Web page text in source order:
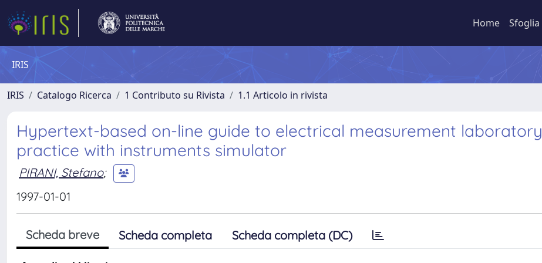
Home Sfoglia
IRIS
IRIS Catalogo Ricerca 1 Contributo su Rivista 1.1 Articolo in rivista
Hypertext-based on-line guide to electrical measurement laboratory
practice with instruments simulator
PIRANI, Stefano;
1997-01-01
Scheda breve Scheda completa Scheda completa (DC)